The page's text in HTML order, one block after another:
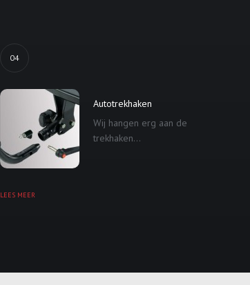
04
Autotrekhaken
Wij hangen erg aan de
trekhaken...
LEES MEER